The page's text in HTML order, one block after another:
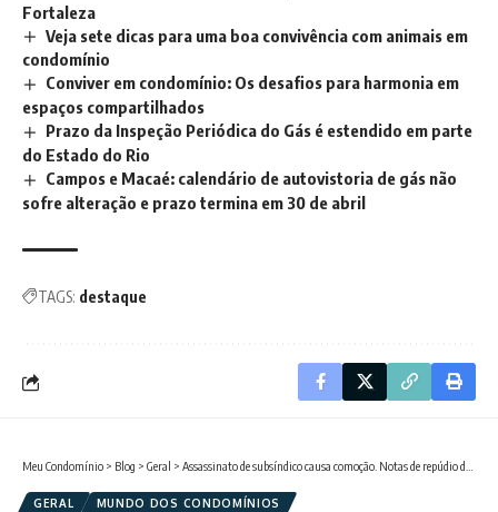
Fortaleza
Veja sete dicas para uma boa convivência com animais em
condomínio
Conviver em condomínio: Os desafios para harmonia em
espaços compartilhados
Prazo da Inspeção Periódica do Gás é estendido em parte
do Estado do Rio
Campos e Macaé: calendário de autovistoria de gás não
sofre alteração e prazo termina em 30 de abril
TAGS: destaque
Meu Condomínio > Blog > Geral > Assassinato de subsíndico causa comoção. Notas de repúdio divulgadas
GERAL MUNDO DOS CONDOMÍNIOS